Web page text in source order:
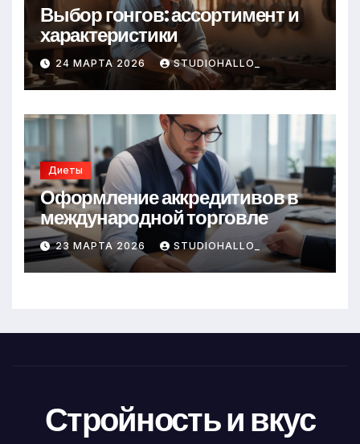
Выбор гонгов: ассортимент и
характеристики
24 МАРТА 2026 STUDIOHALLO_
Диеты
Оформление аккредитивов в
международной торговле
23 МАРТА 2026 STUDIOHALLO_
Стройность и вкус